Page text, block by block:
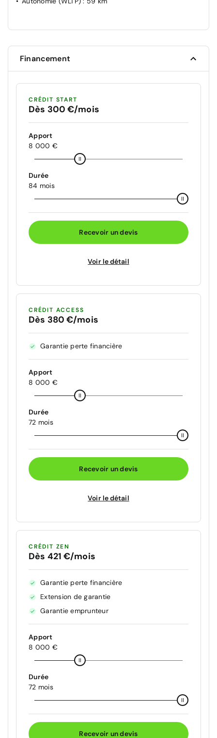
Financement
CRÉDIT START
Dès 300 €/mois
Apport
8 000 €
Durée
84 mois
Recevoir un devis
Voir le détail
CRÉDIT ACCESS
Dès 380 €/mois
Garantie perte financière
Apport
8 000 €
Durée
72 mois
Recevoir un devis
Voir le détail
CRÉDIT ZEN
Dès 421 €/mois
Garantie perte financière
Extension de garantie
Garantie emprunteur
Apport
8 000 €
Durée
72 mois
Recevoir un devis